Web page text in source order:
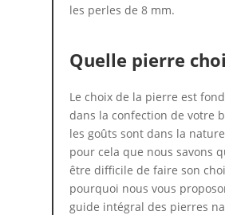
les perles de 8 mm.
Quelle pierre
Le choix de la pierre est
dans la confection de votre
les goûts sont dans la nature
pour cela que nous savons
être difficile de faire son
pourquoi nous vous
guide intégral des pierres